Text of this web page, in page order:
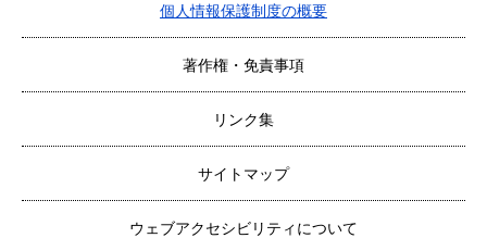
個人情報保護制度の概要
著作権・免責事項
リンク集
サイトマップ
ウェブアクセシビリティについて